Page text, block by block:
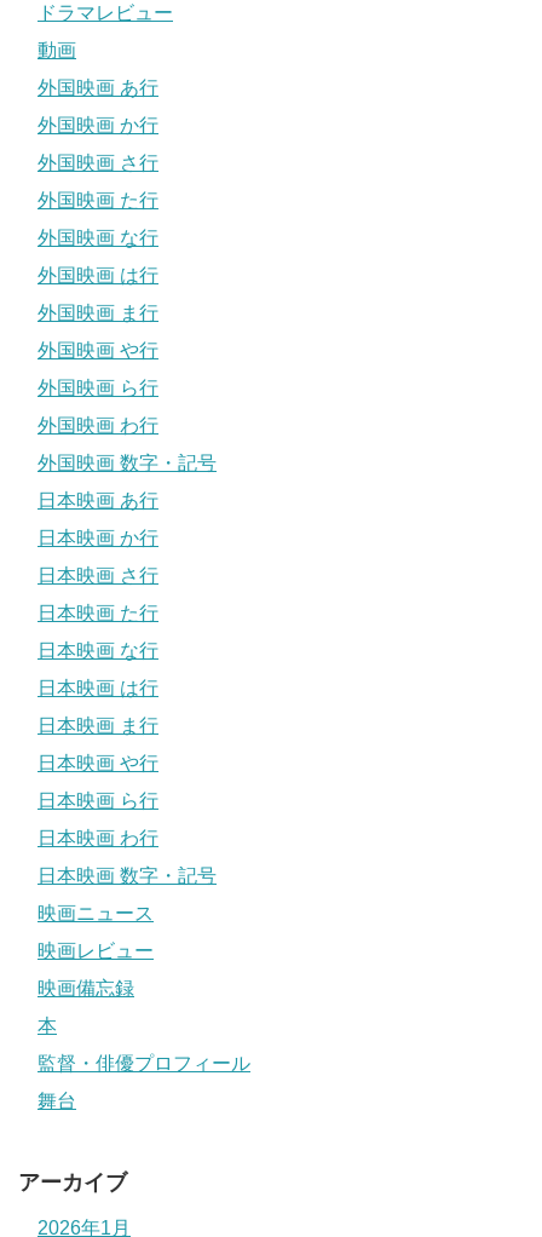
ドラマレビュー
動画
外国映画 あ行
外国映画 か行
外国映画 さ行
外国映画 た行
外国映画 な行
外国映画 は行
外国映画 ま行
外国映画 や行
外国映画 ら行
外国映画 わ行
外国映画 数字・記号
日本映画 あ行
日本映画 か行
日本映画 さ行
日本映画 た行
日本映画 な行
日本映画 は行
日本映画 ま行
日本映画 や行
日本映画 ら行
日本映画 わ行
日本映画 数字・記号
映画ニュース
映画レビュー
映画備忘録
本
監督・俳優プロフィール
舞台
アーカイブ
2026年1月